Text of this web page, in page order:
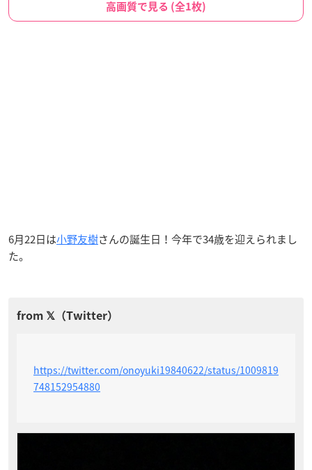
高画質で見る (全1枚)
6月22日は小野友樹さんの誕生日！今年で34歳を迎えられまし
た。
https://twitter.com/onoyuki19840622/status/1009819
748152954880